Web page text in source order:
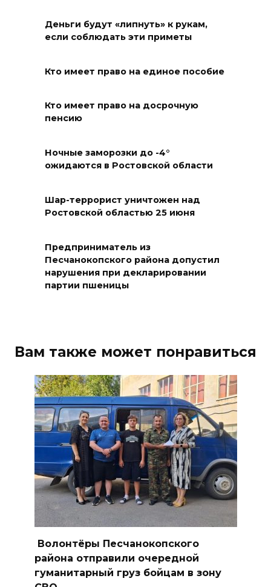
08 августа 2026 17:40
новую модульную котельную
Платовский
Это стало нашей традицией:
бездомных животных
Журналисты «ДОН 24» вышли
на субботник в парке
Островского
нечем: как ростовчане
спасают доходный дом
Рувинского от запустения
08 августа 2026 14:04
В Волгодонске мужчина
поджег газ в квартире
бывшей жены, эвакуированы
7 человек
08 августа 2026 13:19
Юрий Слюсарь поздравил
жителей Ростовской области
с Днем физкультурника
Деньги будут «липнуть» к рукам,
если соблюдать эти приметы
Кто имеет право на единое пособие
Кто имеет право на досрочную
пенсию
Ночные заморозки до -4°
ожидаются в Ростовской области
Шар-террорист уничтожен над
Ростовской областью 25 июня
Предприниматель из
Песчанокопского района допустил
нарушения при декларировании
партии пшеницы
Вам также может понравиться
Волонтёры Песчанокопского
района отправили очередной
гуманитарный груз бойцам в зону